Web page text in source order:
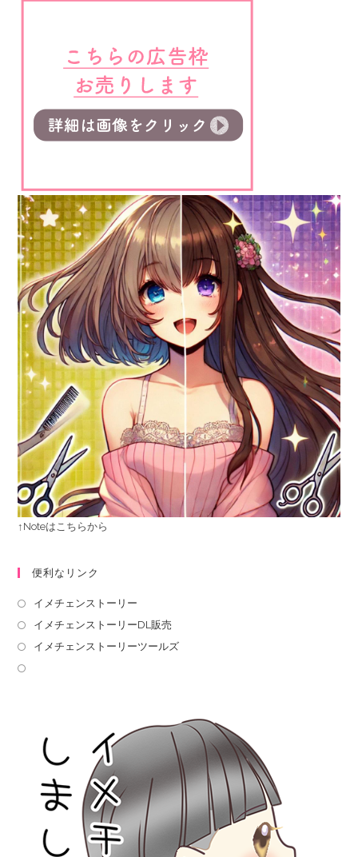
↑Noteはこちらから
便利なリンク
イメチェンストーリー
イメチェンストーリーDL販売
イメチェンストーリーツールズ